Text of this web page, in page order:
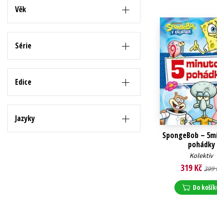
Věk
Série
Edice
Jazyky
SpongeBob –
pohádky
Kolektiv
319 Kč 399
Do